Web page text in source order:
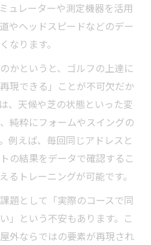
ュレーターや測定機器を活用
やヘッドスピードなどのデー
なります。
かというと、ゴルフの上達に
現できる」ことが不可欠だか
、天候や芝の状態といった変
純粋にフォームやスイングの
例えば、毎回同じアドレスと
の結果をデータで確認するこ
るトレーニングが可能です。
題として「実際のコースで同
」という不安もあります。こ
外ならではの要素が再現され